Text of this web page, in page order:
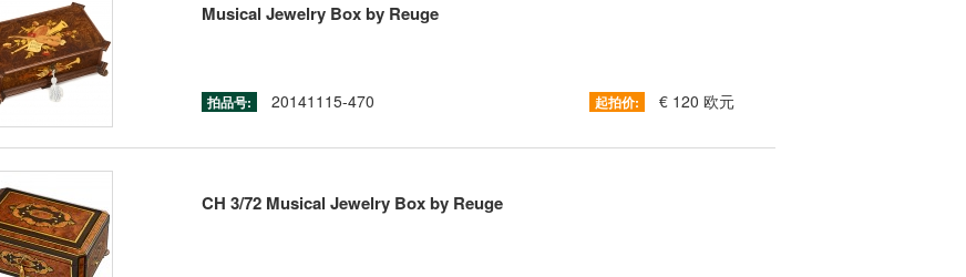
Musical Jewelry Box by Reuge
拍品号: 20141115-470 起拍价: € 120 欧元
CH 3/72 Musical Jewelry Box by Reuge